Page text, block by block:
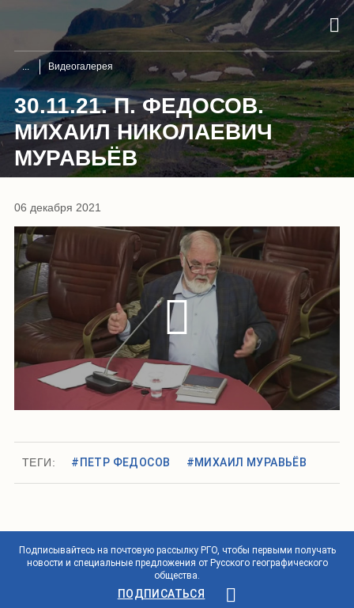
Видеогалерея
30.11.21. П. ФЕДОСОВ.
МИХАИЛ НИКОЛАЕВИЧ
МУРАВЬЁВ
06 декабря 2021
ТЕГИ: #ПЕТР ФЕДОСОВ #МИХАИЛ МУРАВЬЁВ
Подписывайтесь на почтовую рассылку РГО, чтобы первыми получать
новости и специальные предложения от Русского географического
общества.
ПОДПИСАТЬСЯ